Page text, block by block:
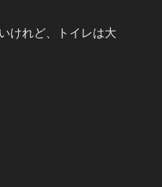
けれど、トイレは大